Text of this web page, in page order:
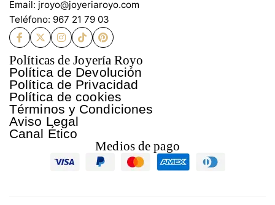
Email: jroyo@joyeriaroyo.com
Teléfono: 967 21 79 03
Políticas de Joyería Royo
Política de Devolución
Política de Privacidad
Política de cookies
Términos y Condiciones
Aviso Legal
Canal Ético
Medios de pago